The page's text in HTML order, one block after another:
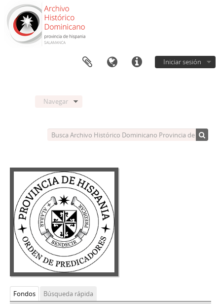
Iniciar sesión
Navegar
Fondos
Búsqueda rápida